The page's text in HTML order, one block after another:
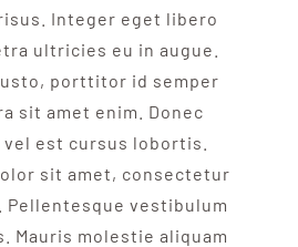
Integer eget libero
ultricies eu in augue.
porttitor id semper
sit amet enim. Donec
est cursus lobortis.
sit amet, consectetur
vestibulum
Mauris molestie aliquam